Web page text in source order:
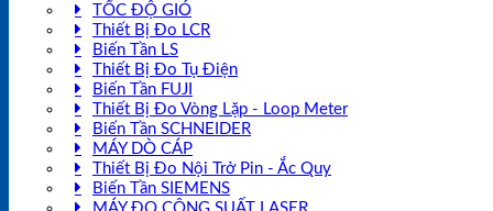
TỐC ĐỘ GIÓ
Thiết Bị Đo LCR
Biến Tần LS
Thiết Bị Đo Tụ Điện
Biến Tần FUJI
Thiết Bị Đo Vòng Lặp - Loop Meter
Biến Tần SCHNEIDER
MÁY DÒ CÁP
Thiết Bị Đo Nội Trở Pin - Ắc Quy
Biến Tần SIEMENS